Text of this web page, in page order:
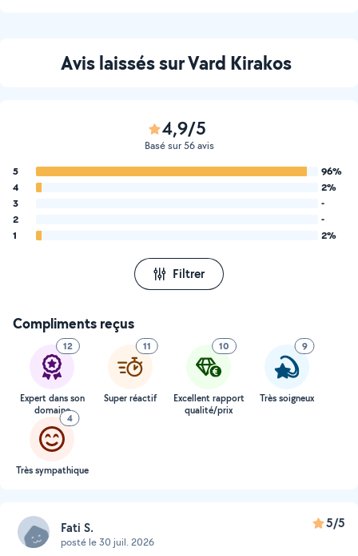
Avis laissés sur Vard Kirakos
4,9/5
Basé sur 56 avis
5
96%
4
2%
3
-
2
-
1
2%
Filtrer
Compliments reçus
12
Expert dans son
domaine
11
Super réactif
10
Excellent rapport
qualité/prix
9
Très soigneux
4
Très sympathique
Fati S.
posté le 30 juil. 2026
5/5